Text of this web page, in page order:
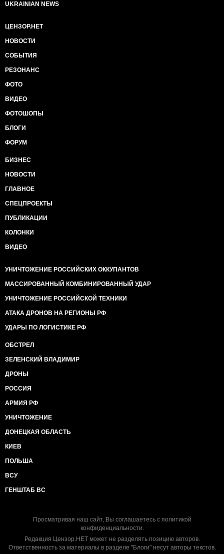
UKRAINIAN NEWS
ЦЕНЗОР.НЕТ
НОВОСТИ
СОБЫТИЯ
РЕЗОНАНС
ФОТО
ВИДЕО
ФОТОШОПЫ
БЛОГИ
ФОРУМ
БИЗНЕС
НОВОСТИ
ГЛАВНОЕ
СПЕЦПРОЕКТЫ
ПУБЛИКАЦИИ
КОЛОНКИ
ВИДЕО
УНИЧТОЖЕНИЕ РОССИЙСКИХ ОККУПАНТОВ
МАССИРОВАННЫЙ КОМБИНИРОВАННЫЙ УДАР
УНИЧТОЖЕНИЕ РОССИЙСКОЙ ТЕХНИКИ
АТАКА ДРОНОВ НА РЕГИОНЫ РФ
УДАРЫ ПО ЛОГИСТИКЕ РФ
ОБСТРЕЛ
ЗЕЛЕНСКИЙ ВЛАДИМИР
ДРОНЫ
РОССИЯ
АРМИЯ РФ
УНИЧТОЖЕНИЕ
ДОНЕЦКАЯ ОБЛАСТЬ
КИЕВ
ПОЛЬША
ВСУ
ГЕНШТАБ ВС
Просматривая наш сайт, Вы соглашаетесь с политикой
конфиденциальности.
Редакция Цензор.НЕТ может не разделять позицию авторов.
Ответственность за материалы в разделе "Блоги" несут авторы текстов.